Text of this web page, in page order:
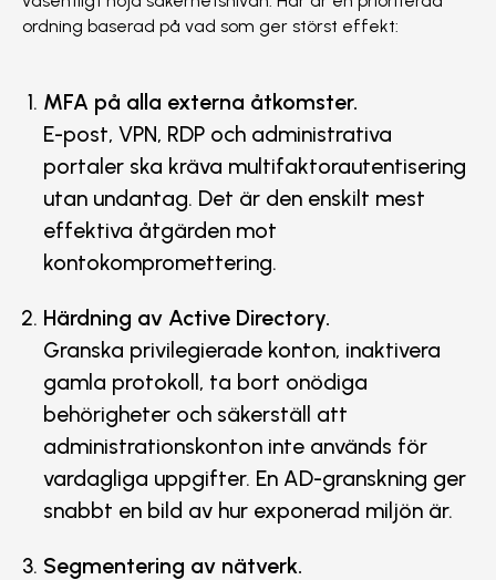
ordning baserad på vad som ger störst effekt:
MFA på alla externa åtkomster.
E-post, VPN, RDP och administrativa
portaler ska kräva multifaktorautentisering
utan undantag. Det är den enskilt mest
effektiva åtgärden mot
kontokompromettering.
Härdning av Active Directory.
Granska privilegierade konton, inaktivera
gamla protokoll, ta bort onödiga
behörigheter och säkerställ att
administrationskonton inte används för
vardagliga uppgifter. En AD-granskning ger
snabbt en bild av hur exponerad miljön är.
Segmentering av nätverk.